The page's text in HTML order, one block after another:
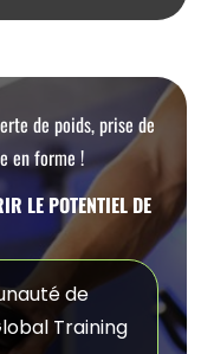
LE POTENTIEL DE
de poids, prise de
en forme !
de
Training